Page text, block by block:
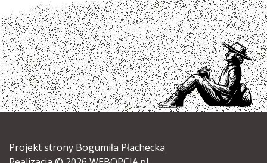
Projekt strony Bogumiła Płachecka